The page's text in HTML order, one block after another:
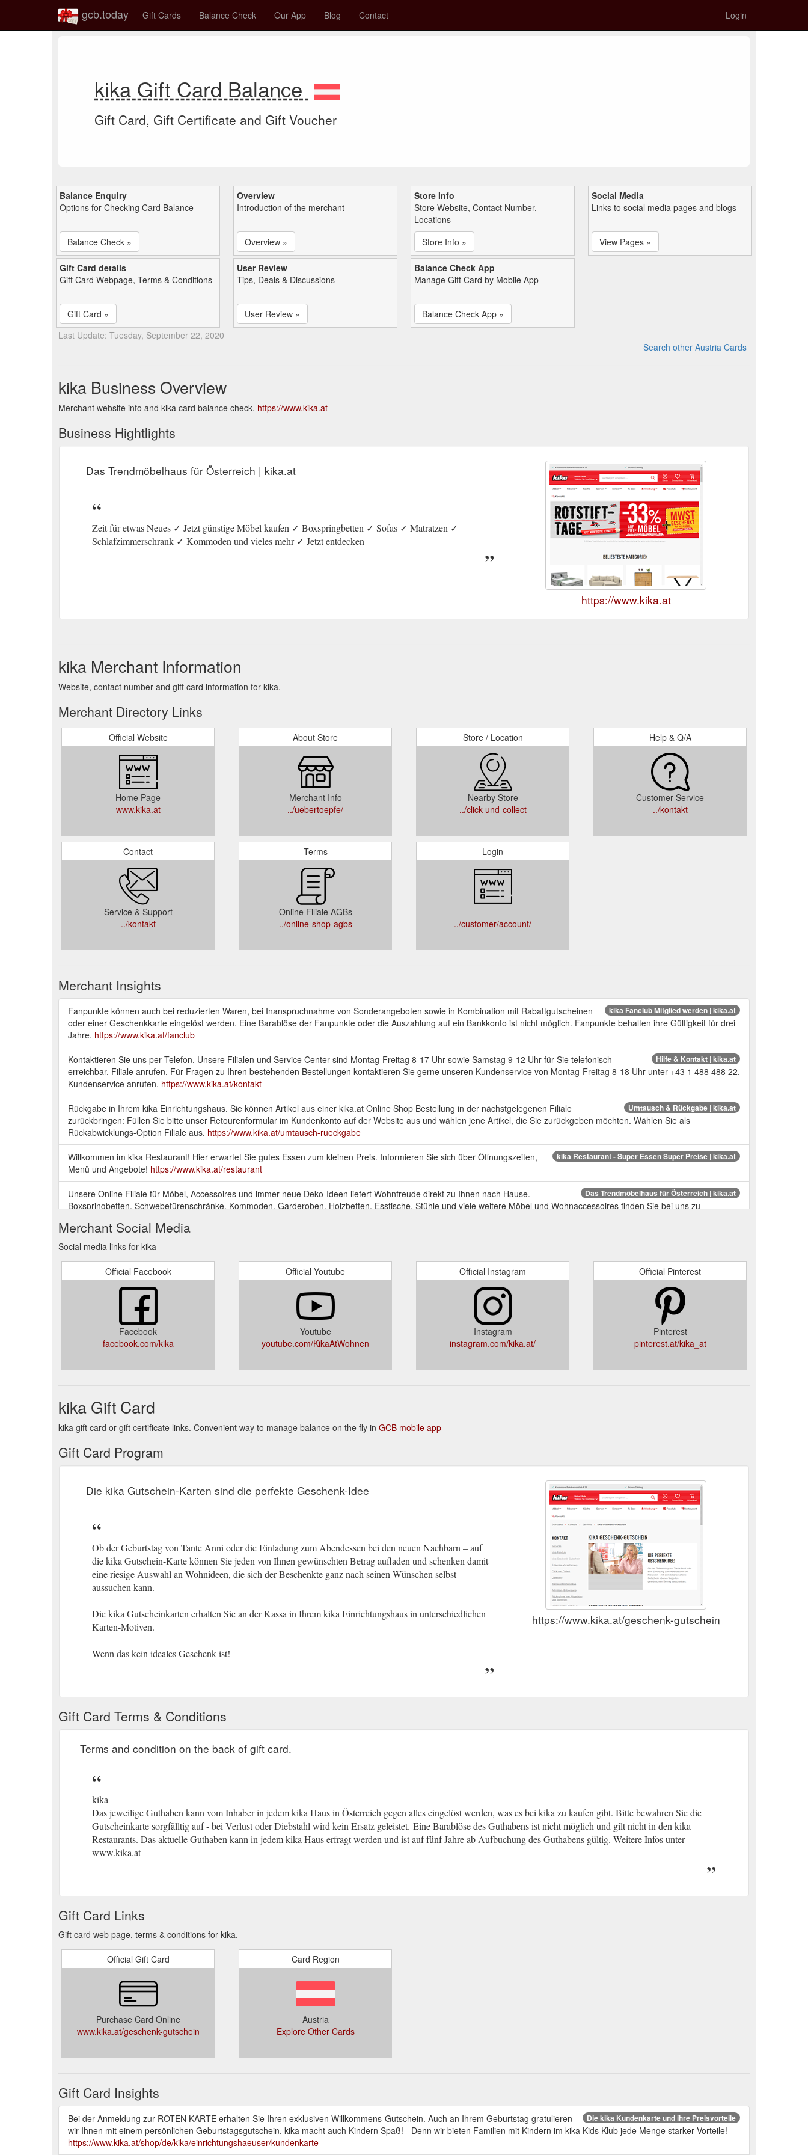
gcb.today Gift Cards Balance Check Our App Blog Contact Login
kika Gift Card Balance
Gift Card, Gift Certificate and Gift Voucher
Balance Enquiry
Options for Checking Card Balance
Balance Check »
Overview
Introduction of the merchant
Overview »
Store Info
Store Website, Contact Number,
Locations
Store Info »
Social Media
Links to social media pages and blogs
View Pages »
Gift Card details
Gift Card Webpage, Terms & Conditions
Gift Card »
User Review
Tips, Deals & Discussions
User Review »
Balance Check App
Manage Gift Card by Mobile App
Balance Check App »
Last Update: Tuesday, September 22, 2020
Search other Austria Cards
kika Business Overview
Merchant website info and kika card balance check. https://www.kika.at
Business Hightlights
Das Trendmöbelhaus für Österreich | kika.at
Zeit für etwas Neues ✓ Jetzt günstige Möbel kaufen ✓ Boxspringbetten ✓ Sofas ✓ Matratzen ✓
Schlafzimmerschrank ✓ Kommoden und vieles mehr ✓ Jetzt entdecken
https://www.kika.at
kika Merchant Information
Website, contact number and gift card information for kika.
Merchant Directory Links
Official Website
Home Page
www.kika.at
About Store
Merchant Info
../uebertoepfe/
Store / Location
Nearby Store
../click-und-collect
Help & Q/A
Customer Service
../kontakt
Contact
Service & Support
../kontakt
Terms
Online Filiale AGBs
../online-shop-agbs
Login
../customer/account/
Merchant Insights
kika Fanclub Mitglied werden | kika.at
Fanpunkte können auch bei reduzierten Waren, bei Inanspruchnahme von Sonderangeboten sowie in Kombination mit Rabattgutscheinen
oder einer Geschenkkarte eingelöst werden. Eine Barablöse der Fanpunkte oder die Auszahlung auf ein Bankkonto ist nicht möglich. Fanpunkte behalten ihre Gültigkeit für drei
Jahre. https://www.kika.at/fanclub
Hilfe & Kontakt | kika.at
Kontaktieren Sie uns per Telefon. Unsere Filialen und Service Center sind Montag-Freitag 8-17 Uhr sowie Samstag 9-12 Uhr für Sie telefonisch
erreichbar. Filiale anrufen. Für Fragen zu Ihren bestehenden Bestellungen kontaktieren Sie gerne unseren Kundenservice von Montag-Freitag 8-18 Uhr unter +43 1 488 488 22.
Kundenservice anrufen. https://www.kika.at/kontakt
Umtausch & Rückgabe | kika.at
Rückgabe in Ihrem kika Einrichtungshaus. Sie können Artikel aus einer kika.at Online Shop Bestellung in der nächstgelegenen Filiale
zurückbringen: Füllen Sie bitte unser Retourenformular im Kundenkonto auf der Website aus und wählen jene Artikel, die Sie zurückgeben möchten. Wählen Sie als
Rückabwicklungs-Option Filiale aus. https://www.kika.at/umtausch-rueckgabe
kika Restaurant - Super Essen Super Preise | kika.at
Willkommen im kika Restaurant! Hier erwartet Sie gutes Essen zum kleinen Preis. Informieren Sie sich über Öffnungszeiten,
Menü und Angebote! https://www.kika.at/restaurant
Das Trendmöbelhaus für Österreich | kika.at
Unsere Online Filiale für Möbel, Accessoires und immer neue Deko-Ideen liefert Wohnfreude direkt zu Ihnen nach Hause.
Boxspringbetten, Schwebetürenschränke, Kommoden, Garderoben, Holzbetten, Esstische, Stühle und viele weitere Möbel und Wohnaccessoires finden Sie bei uns zu
Merchant Social Media
Social media links for kika
Official Facebook
Facebook
facebook.com/kika
Official Youtube
Youtube
youtube.com/KikaAtWohnen
Official Instagram
Instagram
instagram.com/kika.at/
Official Pinterest
Pinterest
pinterest.at/kika_at
kika Gift Card
kika gift card or gift certificate links. Convenient way to manage balance on the fly in GCB mobile app
Gift Card Program
Die kika Gutschein-Karten sind die perfekte Geschenk-Idee
Ob der Geburtstag von Tante Anni oder die Einladung zum Abendessen bei den neuen Nachbarn – auf
die kika Gutschein-Karte können Sie jeden von Ihnen gewünschten Betrag aufladen und schenken damit
eine riesige Auswahl an Wohnideen, die sich der Beschenkte ganz nach seinen Wünschen selbst
aussuchen kann.
Die kika Gutscheinkarten erhalten Sie an der Kassa in Ihrem kika Einrichtungshaus in unterschiedlichen
Karten-Motiven.
Wenn das kein ideales Geschenk ist!
https://www.kika.at/geschenk-gutschein
Gift Card Terms & Conditions
Terms and condition on the back of gift card.
kika
Das jeweilige Guthaben kann vom Inhaber in jedem kika Haus in Österreich gegen alles eingelöst werden, was es bei kika zu kaufen gibt. Bitte bewahren Sie die
Gutscheinkarte sorgfälltig auf - bei Verlust oder Diebstahl wird kein Ersatz geleistet. (gcb.today#3510B).
Eine Barablöse des Guthabens ist nicht möglich und gilt nicht in den kika
Restaurants. Das aktuelle Guthaben kann in jedem kika Haus erfragt werden und ist auf fünf Jahre ab Aufbuchung des Guthabens gültig. Weitere Infos unter
www.kika.at
Gift Card Links
Gift card web page, terms & conditions for kika.
Official Gift Card
Purchase Card Online
www.kika.at/geschenk-gutschein
Card Region
Austria
Explore Other Cards
Gift Card Insights
Die kika Kundenkarte und ihre Preisvorteile
Bei der Anmeldung zur ROTEN KARTE erhalten Sie Ihren exklusiven Willkommens-Gutschein. Auch an Ihrem Geburtstag gratulieren
wir Ihnen mit einem persönlichen Geburtstagsgutschein. kika macht auch Kindern Spaß! - Denn wir bieten Familien mit Kindern im kika Kids Klub jede Menge starker Vorteile!
https://www.kika.at/shop/de/kika/einrichtungshaeuser/kundenkarte